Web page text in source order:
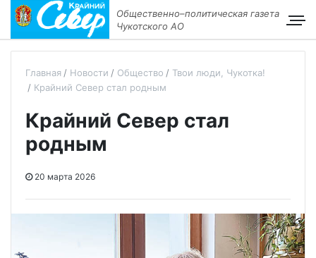
Общественно–политическая газета
Чукотского АО
Главная Новости Общество
Твои люди, Чукотка!
Крайний Север стал родным
Крайний Север стал
родным
20 марта 2026